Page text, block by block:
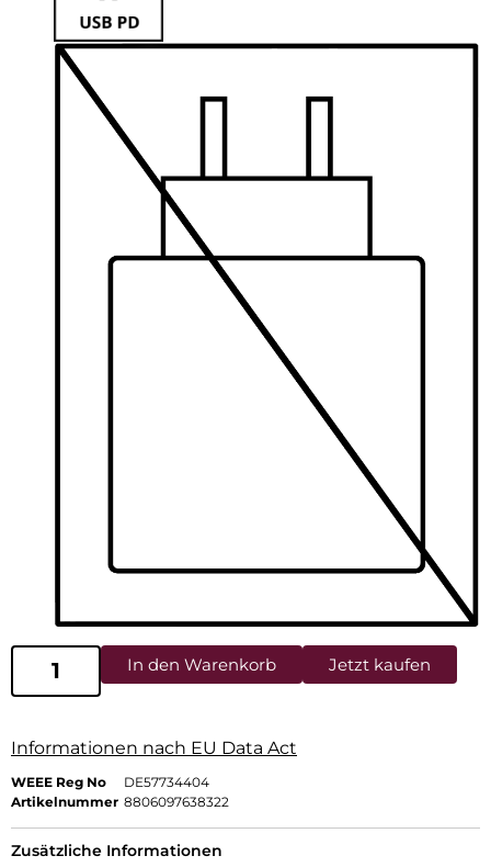
In den Warenkorb Jetzt kaufen
Informationen nach EU Data Act
WEEE Reg No
DE57734404
Artikelnummer 8806097638322
Zusätzliche Informationen